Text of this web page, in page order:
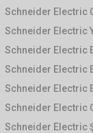
Schneider Electric
Schneider Electric
Schneider Electric
Schneider Electric
Schneider Electric
Schneider Electric
Schneider Electric